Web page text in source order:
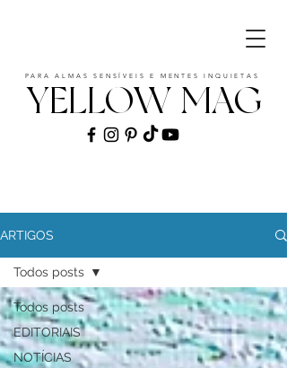
YELLOW MAG
PARA ALMAS SENSÍVEIS E MENTES INQUIETAS
ARTIGOS
Todos posts
EDITORIAIS
NOTÍCIAS
Todos posts